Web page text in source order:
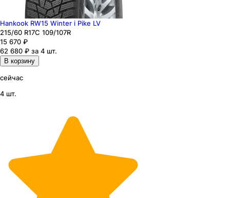
Hankook RW15 Winter i Pike LV
215/60 R17C 109/107R
15 670 ₽
62 680 ₽ за 4 шт.
В корзину
сейчас
4 шт.